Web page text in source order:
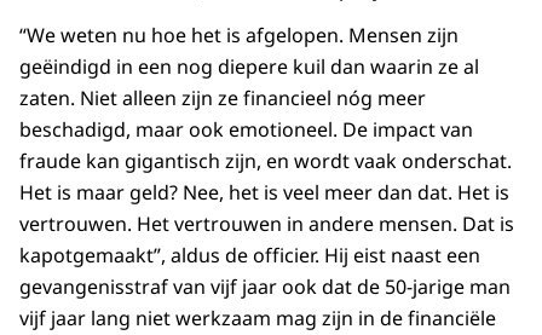
“We weten nu hoe het is afgelopen. Mensen zijn
geëindigd in een nog diepere kuil dan waarin ze al
zaten. Niet alleen zijn ze financieel nóg meer
beschadigd, maar ook emotioneel. De impact van
fraude kan gigantisch zijn, en wordt vaak onderschat.
Het is maar geld? Nee, het is veel meer dan dat. Het is
vertrouwen. Het vertrouwen in andere mensen. Dat is
kapotgemaakt”, aldus de officier. Hij eist naast een
gevangenisstraf van vijf jaar ook dat de 50-jarige man
vijf jaar lang niet werkzaam mag zijn in de financiële